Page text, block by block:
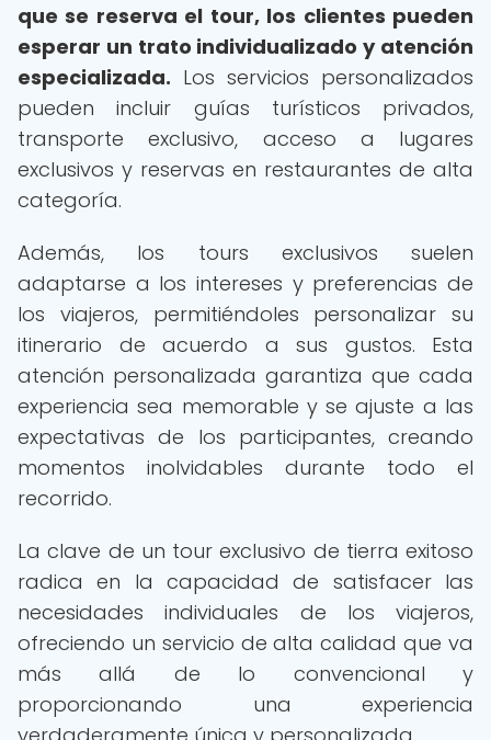
que se reserva el tour, los clientes pueden
esperar un trato individualizado y atención
especializada. Los servicios personalizados
pueden incluir guías turísticos privados,
transporte exclusivo, acceso a lugares
exclusivos y reservas en restaurantes de alta
categoría.
Además, los tours exclusivos suelen
adaptarse a los intereses y preferencias de
los viajeros, permitiéndoles personalizar su
itinerario de acuerdo a sus gustos. Esta
atención personalizada garantiza que cada
experiencia sea memorable y se ajuste a las
expectativas de los participantes, creando
momentos inolvidables durante todo el
recorrido.
La clave de un tour exclusivo de tierra exitoso
radica en la capacidad de satisfacer las
necesidades individuales de los viajeros,
ofreciendo un servicio de alta calidad que va
más allá de lo convencional y
proporcionando una experiencia